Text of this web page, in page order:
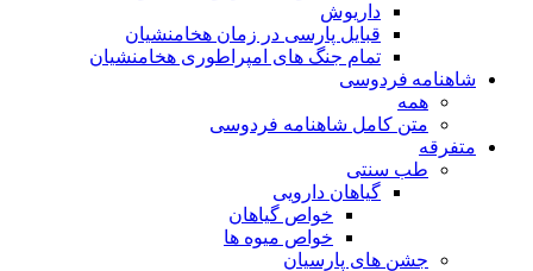
داریوش
قبایل پارسی در زمان هخامنشیان
تمام جنگ های امپراطوری هخامنشیان
شاهنامه فردوسی
همه
متن کامل شاهنامه فردوسی
متفرقه
طب سنتی
گیاهان دارویی
خواص گیاهان
خواص میوه ها
جشن های پارسیان